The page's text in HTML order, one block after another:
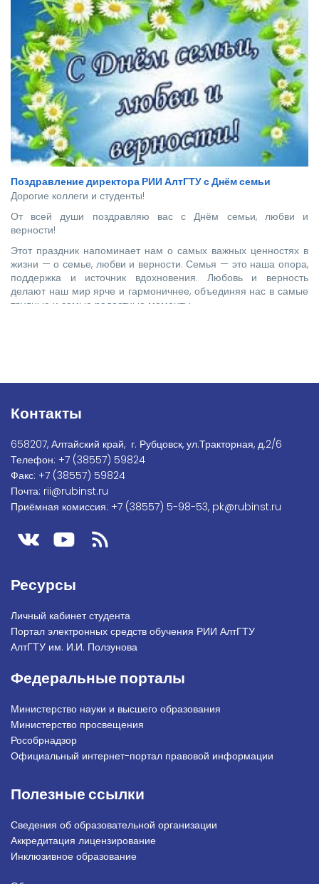
Поздравление директора РИИ АлтГТУ с Днём семьи
Дорогие коллеги и студенты!
От всей души поздравляю вас с Днём семьи, любви и
верности!
Этот праздник напоминает нам о самых важных ценностях в
жизни — о семье, любви и верности. Семья — это наша опора,
поддержка и источник вдохновения. Любовь и верность
делают наш мир ярче и гармоничнее, объединяя нас в самые
трудные и самые радостные моменты.
Контакты
658207, Алтайский край, г. Рубцовск, ул.Тракторная, д.2/6
Телефон: +7 (38557) 59824
Факс: +7 (38557) 59824
Почта: rii@rubinst.ru
Приёмная комиссия: +7 (38557) 5-98-53, pk@rubinst.ru
Ресурсы
Личный кабинет студента
Портал электронных средств обучения РИИ АлтГТУ
АлтГТУ им. И.И. Ползунова
Федеральные порталы
Министерство науки и высшего образования
Министерство просвещения
Рособрнадзор
Официальный интернет-портал правовой информации
Полезные ссылки
Сведения об образовательной организации
Аккредитация лицензирование
Инклюзивное образование